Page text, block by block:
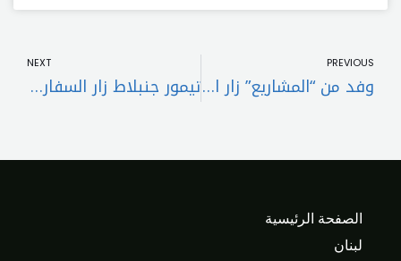
PREVIOUS
وفد من “المشاريع” زار السفارة الكويتية معزيا
NEXT
تيمور جنبلاط زار السفارة الكويتية معزيا بالأمير نواف: كان صديقا كبيرا للبنان
الصفحة الرئيسية
لبنان